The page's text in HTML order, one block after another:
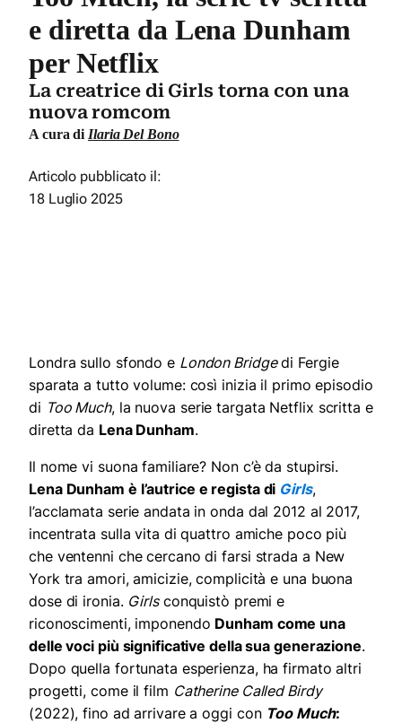
e diretta da Lena Dunham
per Netflix
La creatrice di Girls torna con una
nuova romcom
A cura di Ilaria Del Bono
Articolo pubblicato il:
18 Luglio 2025
Londra sullo sfondo e London Bridgedi Fergie
sparata a tutto volume: così inizia il primo episodio
di Too Much, la nuova serie targata Netflix scritta e
diretta da Lena Dunham.
Il nome vi suona familiare? Non c’è da stupirsi.
Lena Dunham è l’autrice e regista di Girls,
l’acclamata serie andata in onda dal 2012 al 2017,
incentrata sulla vita di quattro amiche poco più
che ventenni che cercano di farsi strada a New
York tra amori, amicizie, complicità e una buona
dose di ironia. Girlsconquistò premi e
riconoscimenti, imponendo Dunham come una
delle voci più significative della sua generazione.
Dopo quella fortunata esperienza, ha firmato altri
progetti, come il film Catherine Called Birdy
(2022), fino ad arrivare a oggi con Too Much: